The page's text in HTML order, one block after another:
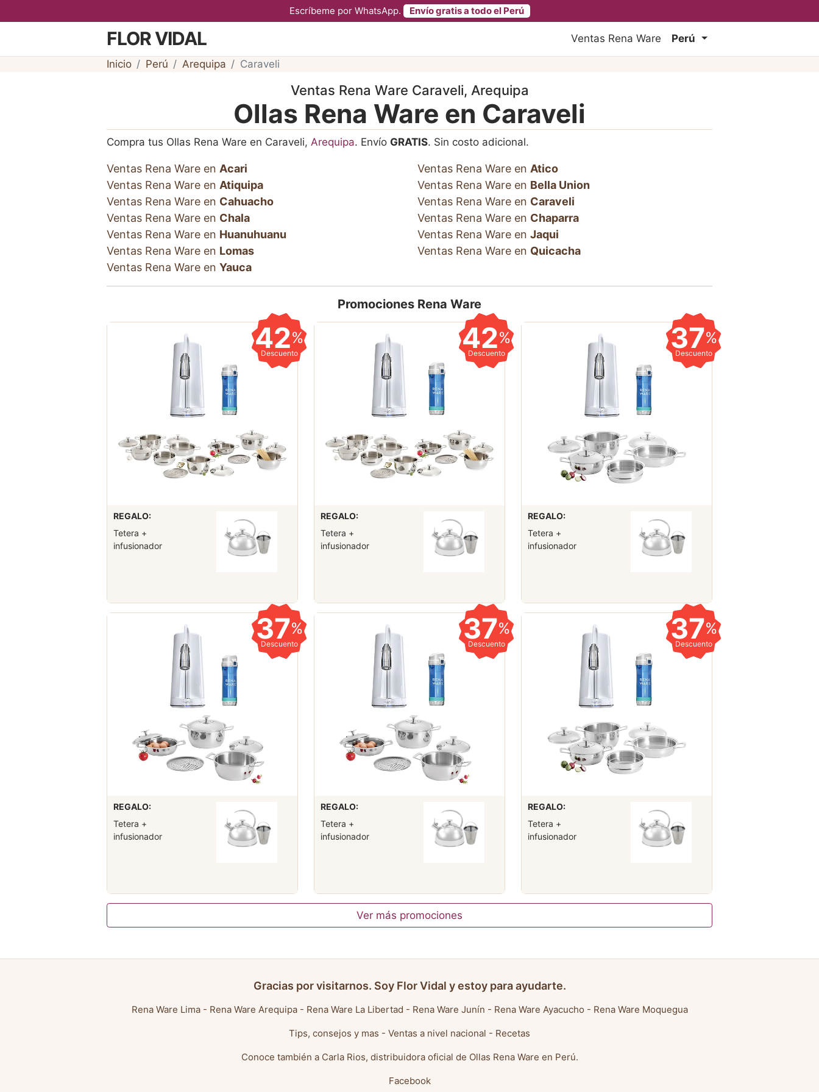
Escríbeme por WhatsApp. Envío gratis a todo el Perú
FLOR VIDAL Ventas Rena Ware Perú
Inicio Perú Arequipa Caraveli
Ventas Rena Ware Caraveli, Arequipa
Ollas Rena Ware en Caraveli
Compra tus Ollas Rena Ware en Caraveli, Arequipa. Envío GRATIS. Sin costo adicional.
Ventas Rena Ware en Acari Ventas Rena Ware en Atico
Ventas Rena Ware en Atiquipa Ventas Rena Ware en Bella Union
Ventas Rena Ware en Cahuacho Ventas Rena Ware en Caraveli
Ventas Rena Ware en Chala Ventas Rena Ware en Chaparra
Ventas Rena Ware en Huanuhuanu Ventas Rena Ware en Jaqui
Ventas Rena Ware en Lomas Ventas Rena Ware en Quicacha
Ventas Rena Ware en Yauca
Promociones Rena Ware
42%
Descuento
REGALO:
Tetera +
infusionador
42%
Descuento
REGALO:
Tetera +
infusionador
37%
Descuento
REGALO:
Tetera +
infusionador
37%
Descuento
REGALO:
Tetera +
infusionador
37%
Descuento
REGALO:
Tetera +
infusionador
37%
Descuento
REGALO:
Tetera +
infusionador
Ver más promociones
Gracias por visitarnos. Soy Flor Vidal y estoy para ayudarte.
Rena Ware Lima- Rena Ware Arequipa- Rena Ware La Libertad - Rena Ware Junín - Rena Ware Ayacucho - Rena Ware Moquegua
Tips, consejos y mas - Ventas a nivel nacional - Recetas
Conoce también a Carla Rios, distribuidora oficial de Ollas Rena Ware en Perú.
Facebook